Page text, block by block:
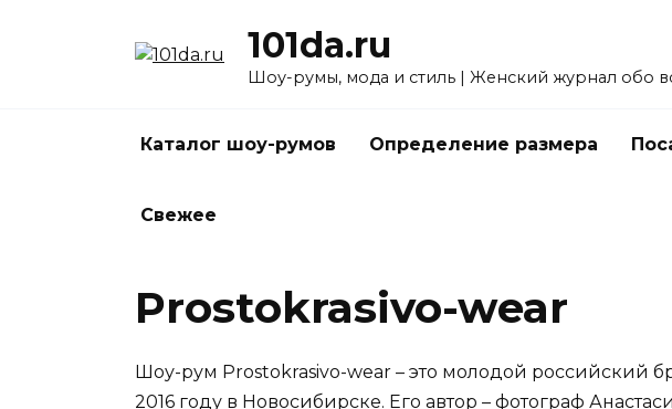
101da.ru
Шоу-румы, мода и стиль | Женский журнал обо
Каталог шоу-румов Определение размера
Свежее
Prostokrasivo-wear
Шоу-рум Prostokrasivo-wear – это молодой российский
2016 году в Новосибирске. Его автор – фотограф